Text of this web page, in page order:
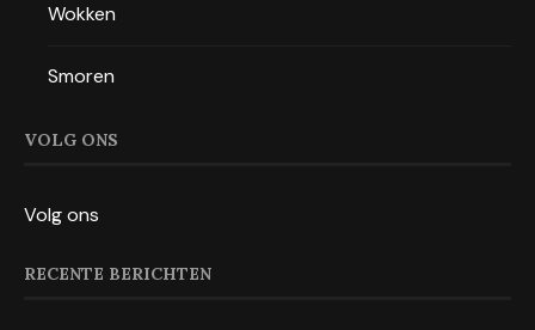
Wokken
Smoren
VOLG ONS
Volg ons
RECENTE BERICHTEN